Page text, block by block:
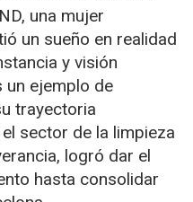
una mujer
un sueño en realidad
y visión
un ejemplo de
trayectoria
sector de la limpieza
logró dar el
hasta consolidar